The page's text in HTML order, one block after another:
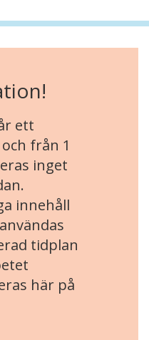
ett
från 1
inget
innehåll
tidplan
här på